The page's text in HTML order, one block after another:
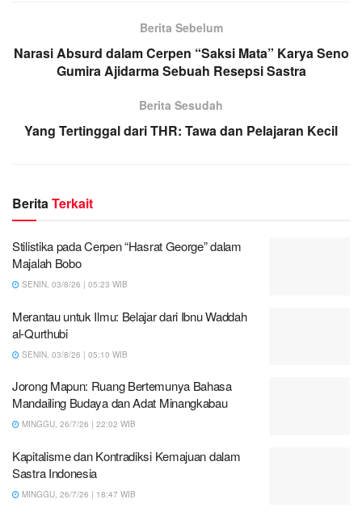
Berita Sebelum
Narasi Absurd dalam Cerpen “Saksi Mata” Karya Seno
Gumira Ajidarma Sebuah Resepsi Sastra
Berita Sesudah
Yang Tertinggal dari THR: Tawa dan Pelajaran Kecil
BeritaTerkait
Stilistika pada Cerpen “Hasrat George” dalam
Majalah Bobo
SENIN, 03/8/26 | 05:23 WIB
Merantau untuk Ilmu: Belajar dari Ibnu Waddah
al-Qurthubi
SENIN, 03/8/26 | 05:10 WIB
Jorong Mapun: Ruang Bertemunya Bahasa
Mandailing Budaya dan Adat Minangkabau
MINGGU, 26/7/26 | 22:02 WIB
Kapitalisme dan Kontradiksi Kemajuan dalam
Sastra Indonesia
MINGGU, 26/7/26 | 18:47 WIB